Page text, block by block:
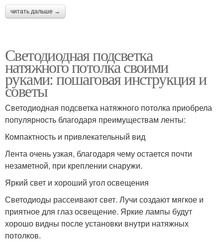
читать дальше →
Светодиодная подсветка
натяжного потолка своими
руками: пошаговая инструкция и
советы
Светодиодная подсветка натяжного потолка приобрела
популярность благодаря преимуществам ленты:
Компактность и привлекательный вид
Лента очень узкая, благодаря чему остается почти
незаметной, при креплении снаружи.
Яркий свет и хороший угол освещения
Светодиоды рассеивают свет. Лучи создают мягкое и
приятное для глаз освещение. Яркие лампы будут
хорошо видны после установки внутри натяжных
потолков.